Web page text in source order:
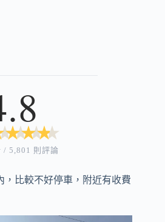
★
★ ★
★ ★
★
/ 5,801 則評論
，比較不好停車，附近有收費